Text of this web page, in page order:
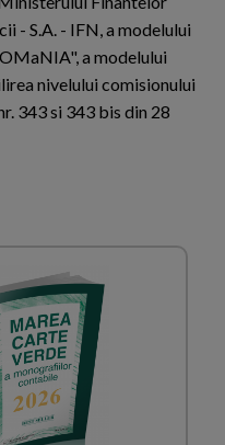
- S.A. - IFN, a modelului
a modelului
nivelului comisionului
343 si 343 bis din 28